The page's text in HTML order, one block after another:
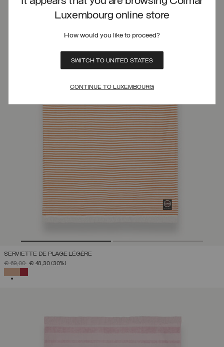
Luxembourg online store
How would you like to proceed?
SWITCH TO UNITED STATES
CONTINUE TO LUXEMBOURG
SERVIETTE DE PLAGE LÉGÈRE
PRIX RÉDUIT DE
€ 69,00À€ 48,30(30%)